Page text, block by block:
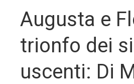
Augusta e
trionfo dei
uscenti: Di